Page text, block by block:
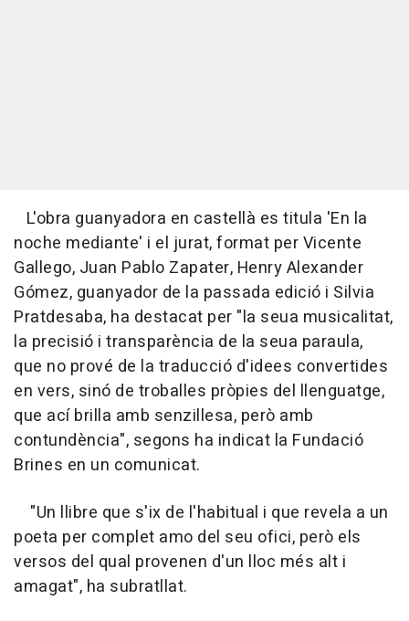
L'obra guanyadora en castellà es titula 'En la
noche mediante' i el jurat, format per Vicente
Gallego, Juan Pablo Zapater, Henry Alexander
Gómez, guanyador de la passada edició i Silvia
Pratdesaba, ha destacat per "la seua musicalitat,
la precisió i transparència de la seua paraula,
que no prové de la traducció d'idees convertides
en vers, sinó de troballes pròpies del llenguatge,
que ací brilla amb senzillesa, però amb
contundència", segons ha indicat la Fundació
Brines en un comunicat.
"Un llibre que s'ix de l'habitual i que revela a un
poeta per complet amo del seu ofici, però els
versos del qual provenen d'un lloc més alt i
amagat", ha subratllat.